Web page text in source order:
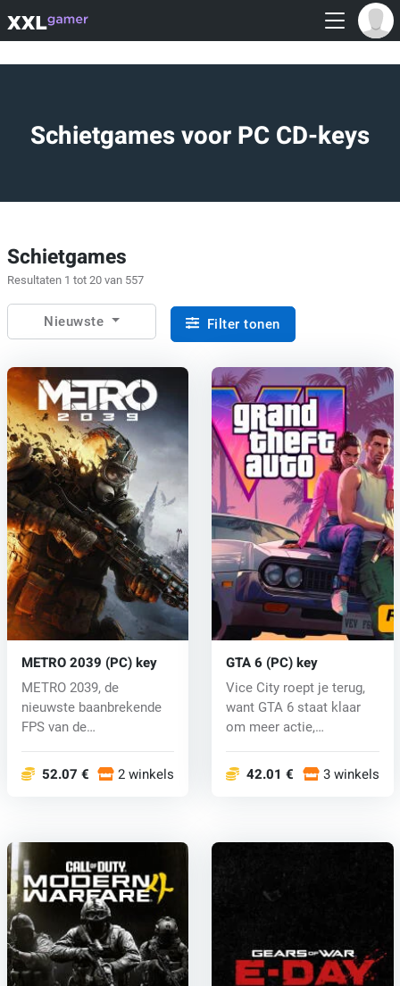
Schietgames voor PC CD-keys
Schietgames
Resultaten 1 tot 20 van 557
Nieuwste Filter tonen
METRO 2039 (PC) key
METRO 2039, de
nieuwste baanbrekende
FPS van de
verhalenverte...
52.07 € 2 winkels
GTA 6 (PC) key
Vice City roept je terug,
want GTA 6 staat klaar
om meer actie,
42.01 € 3 winkels